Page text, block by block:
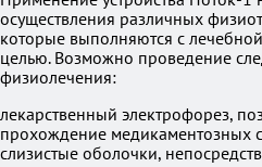
осуществления различных
которые выполняются с
целью. Возможно проведение
физиолечения:
лекарственный электрофорез,
прохождение медикаментозных
слизистые оболочки,